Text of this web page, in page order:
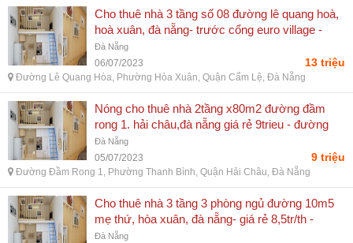
Cho thuê nhà 3 tầng số 08 đường lê quang hoà,
hoà xuân, đà nẵng- trước cổng euro village -
đường lê quang hòa, phường hòa xuân, quận
cẩm lệ, đà nẵng
Đà Nẵng
06/07/2023 13 triệu
Đường Lê Quang Hòa, Phường Hòa Xuân, Quận Cẩm Lệ, Đà Nẵng
Nóng cho thuê nhà 2tầng x80m2 đường đầm
rong 1. hải châu,đà nẵng giá rẻ 9trieu - đường
đầm rong 1, phường thanh bình, quận hải châu,
đà nẵng
Đà Nẵng
05/07/2023 9 triệu
Đường Đầm Rong 1, Phường Thanh Bình, Quận Hải Châu, Đà Nẵng
Cho thuê nhà 3 tầng 3 phòng ngủ đường 10m5
mẹ thứ, hòa xuân, đà nẵng- giá rẻ 8,5tr/th -
đường mẹ thứ, phường hòa xuân, quận cẩm lệ,
Đà Nẵng